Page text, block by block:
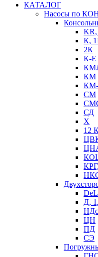
КАТАЛОГ
Насосы по
К,
2К
К-Е
КМ
СМ
СД
Х
12
Д,
ЦН
ПД
СЭ